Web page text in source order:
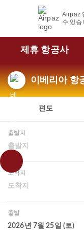
Airpaz
수 있
제휴 항공사
이베리아 항
편도
출발지
출발지
도착지
도착지
출발
2026년 7월 25일 (토)